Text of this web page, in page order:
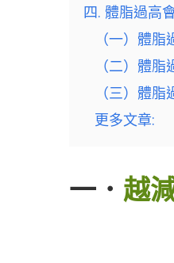
四. 體脂過高
（一）體
（二）體
（三）體
更多文章:
一． 越